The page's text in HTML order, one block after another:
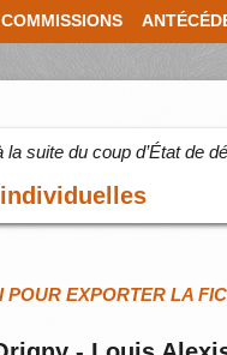
COMMISSIONS
la suite du coup d’État de
POUR EXPORTER LA